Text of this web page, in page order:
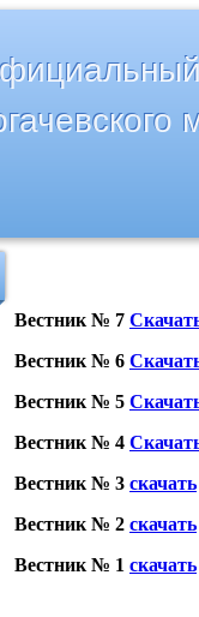
Вестник № 7
Вестник № 6
Вестник № 5
Вестник № 4
Вестник № 3 скачать
Вестник № 2 скачать
Вестник № 1 скачать